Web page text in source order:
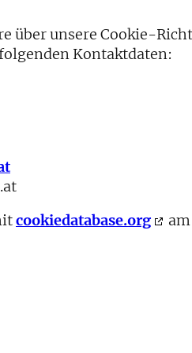
über unsere Cookie-
Kontaktdaten:
cookiedatabase.org